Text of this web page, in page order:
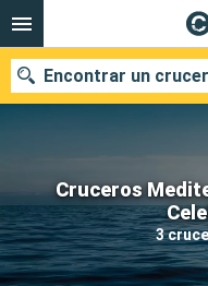
Cruceros
3
Encontrar un
Nuestros destinos
Fecha de salida